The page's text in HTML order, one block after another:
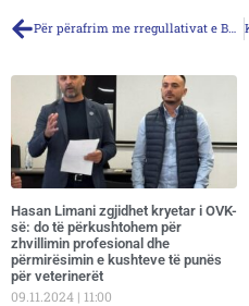
Për përafrim me rregullativat e BE, veterinerët ushtrime për parandalimin e sëmundjeve të kafshëve
Hasan Limani zgjidhet kryetar i OVK-
së: do të përkushtohem për
zhvillimin profesional dhe
përmirësimin e kushteve të punës
për veterinerët
09.11.2024 11:00